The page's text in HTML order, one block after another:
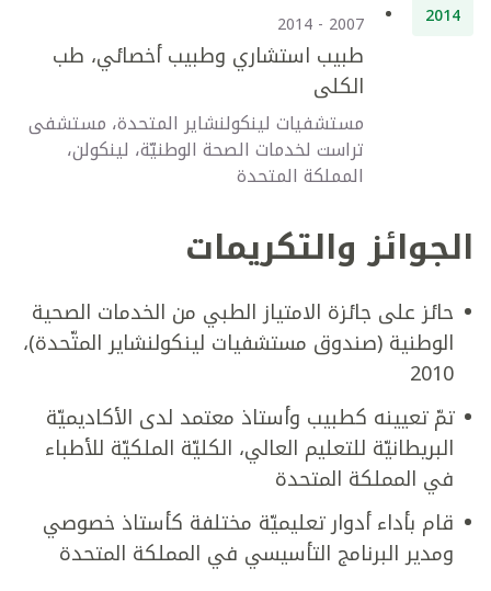
2014
2007 - 2014
طبيب استشاري وطبيب أخصائي، طب
الكلى
مستشفيات لينكولنشاير المتحدة، مستشفى
تراست لخدمات الصحة الوطنيّة، لينكولن،
المملكة المتحدة
الجوائز والتكريمات
حائز على جائزة الامتياز الطبي من الخدمات الصحية
الوطنية (صندوق مستشفيات لينكولنشاير المتّحدة)،
2010
تمّ تعيينه كطبيب وأستاذ معتمد لدى الأكاديميّة
البريطانيّة للتعليم العالي، الكليّة الملكيّة للأطباء
في المملكة المتحدة
قام بأداء أدوار تعليميّة مختلفة كأستاذ خصوصي
ومدير البرنامج التأسيسي في المملكة المتحدة